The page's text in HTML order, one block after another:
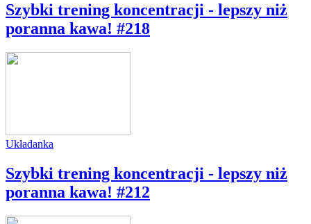
Szybki trening koncentracji - lepszy niż
poranna kawa! #218
Układanka
Szybki trening koncentracji - lepszy niż
poranna kawa! #212